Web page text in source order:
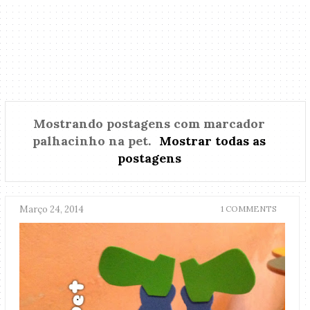
Mostrando postagens com marcador
palhacinho na pet. Mostrar todas as
postagens
Março 24, 2014 1 COMMENTS